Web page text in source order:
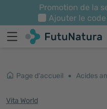
Promotion de la
Ajouter le code
Page d'accueil Acides
Vita World